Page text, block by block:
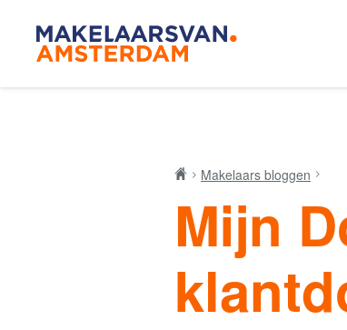
De Amsterdamse
Makelaars bloggen
Mijn